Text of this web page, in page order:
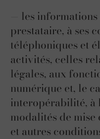
— les
prestataire, à ses
téléphoniques et
activités, celles
légales, aux
numérique et, le
interopérabilité, à
modalités de
et autres